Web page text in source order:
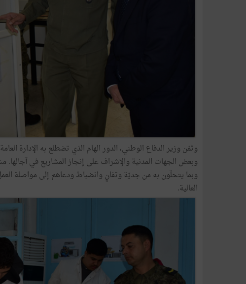
وثمّن وزير الدفاع الوطني، الدور الهام الذي تضطلع به الإدارة
وبعض الجهات المدنية والإشراف على إنجاز المشاريع في آجالها.
وبما يتحلّون به من جديّة وتفانٍ وانضباط ودعاهم إلى مواصلة
العالية.